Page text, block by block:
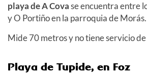
playa de A Covase encuentra entre
y O Portiño en la parroquia de Morás.
Mide 70 metros y no tiene servicio
Playa de Tupide, en Foz